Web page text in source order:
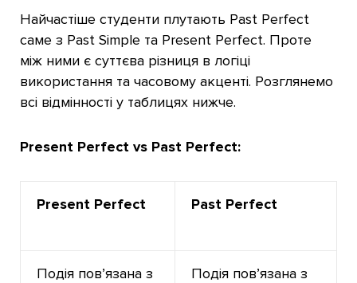
Найчастіше студенти плутають Past Perfect
саме з Past Simple та Present Perfect. Проте
між ними є суттєва різниця в логіці
використання та часовому акценті. Розглянемо
всі відмінності у таблицях нижче.
Present Perfect vs Past Perfect:
Present Perfect Past Perfect
Подія пов’язана з
Подія пов’язана з